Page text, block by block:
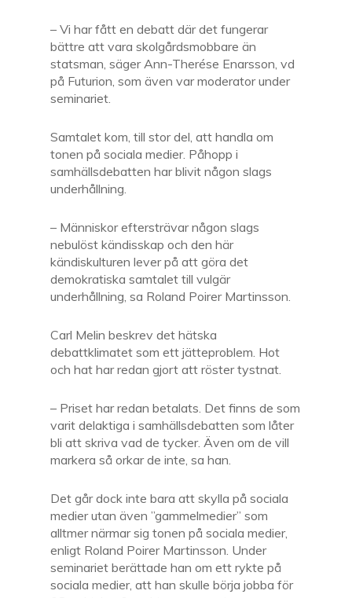
– Vi har fått en debatt där det fungerar
bättre att vara skolgårdsmobbare än
statsman, säger Ann-Therése Enarsson, vd
på Futurion, som även var moderator under
seminariet.
Samtalet kom, till stor del, att handla om
tonen på sociala medier. Påhopp i
samhällsdebatten har blivit någon slags
underhållning.
– Människor eftersträvar någon slags
nebulöst kändisskap och den här
kändiskulturen lever på att göra det
demokratiska samtalet till vulgär
underhållning, sa Roland Poirer Martinsson.
Carl Melin beskrev det hätska
debattklimatet som ett jätteproblem. Hot
och hat har redan gjort att röster tystnat.
– Priset har redan betalats. Det finns de som
varit delaktiga i samhällsdebatten som låter
bli att skriva vad de tycker. Även om de vill
markera så orkar de inte, sa han.
Det går dock inte bara att skylla på sociala
medier utan även ”gammelmedier” som
alltmer närmar sig tonen på sociala medier,
enligt Roland Poirer Martinsson. Under
seminariet berättade han om ett rykte på
sociala medier, att han skulle börja jobba för